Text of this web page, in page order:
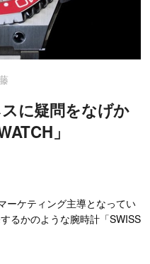
に疑問をなげか
」
ーケティング主導となってい
るかのような腕時計「SWISS